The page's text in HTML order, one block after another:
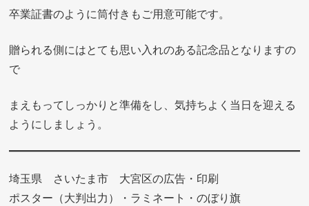
卒業証書のように筒付きもご用意可能です。
贈られる側にはとても思い入れのある記念品となりますの
で
まえもってしっかりと準備をし、気持ちよく当日を迎える
ようにしましょう。
埼玉県 さいたま市 大宮区の広告・印刷
ポスター（大判出力）・ラミネート・のぼり旗